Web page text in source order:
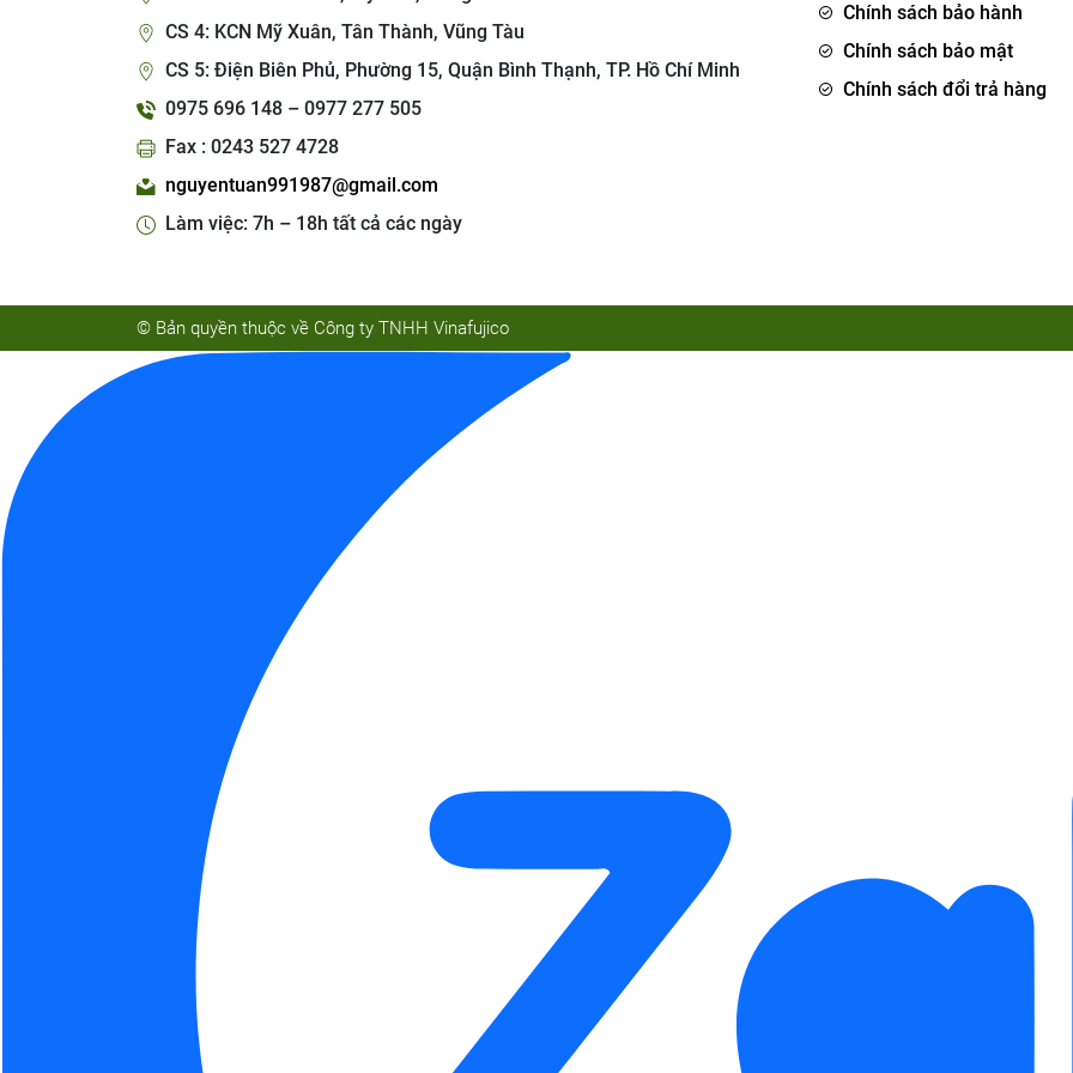
CS 4: KCN Mỹ Xuân, Tân Thành, Vũng Tàu
CS 5: Điện Biên Phủ, Phường 15, Quận Bình Thạnh, TP. Hồ Chí Minh
0975 696 148 – 0977 277 505
Fax : 0243 527 4728
nguyentuan991987@gmail.com
Làm việc: 7h – 18h tất cả các ngày
Chính sách bảo hành
Chính sách bảo mật
Chính sách đổi trả hàng
© Bản quyền thuộc về Công ty TNHH Vinafujico